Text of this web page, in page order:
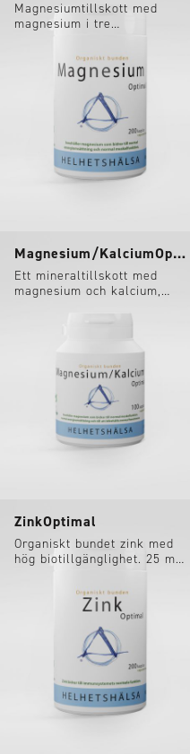
Magnesiumtillskott med
magnesium i tre
Magnesium/KalciumOptimal
Ett mineraltillskott med
magnesium och kalcium,
magnesium som kalcium.
ZinkOptimal
Organiskt bundet zink med
hög biotillgänglighet. 25 mg